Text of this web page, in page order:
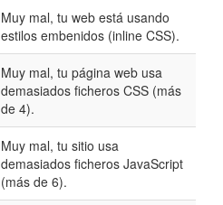
Muy mal, tu web está usando
estilos embenidos (inline CSS).
Muy mal, tu página web usa
demasiados ficheros CSS (más
de 4).
Muy mal, tu sitio usa
demasiados ficheros JavaScript
(más de 6).